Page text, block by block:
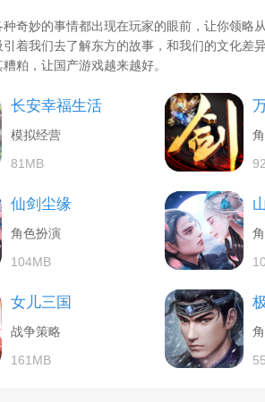
奇妙的事情都出现在玩家的眼前，让你领略
着我们去了解东方的故事，和我们的文化差
粕，让国产游戏越来越好。
长安幸福生活
模拟经营
81MB
仙剑尘缘
角色扮演
104MB
女儿三国
战争策略
161MB